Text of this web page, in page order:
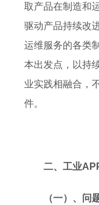
取产品在制造和
驱动产品持续改
运维服务的各类
本出发点，以持
业实践相融合，
件。
二、工业
（一）、问